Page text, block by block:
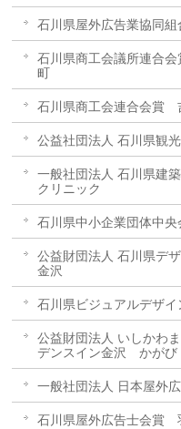
石川県屋外広告業協同
石川県商工会議所連合
町
石川県商工会連合会賞
公益社団法人 石川県観
一般社団法人 石川県建
クリニック
石川県中小企業団体中
公益財団法人 石川県デ
金沢
石川県ビジュアルデザ
公益財団法人 いしかわ
デンスイン金沢 かがび
一般社団法人 日本屋外
石川県屋外広告士会賞